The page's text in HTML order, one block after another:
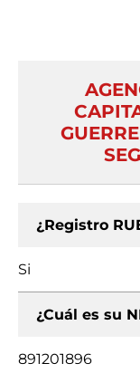
¿Registro
Si
¿Cuál es su
891201896